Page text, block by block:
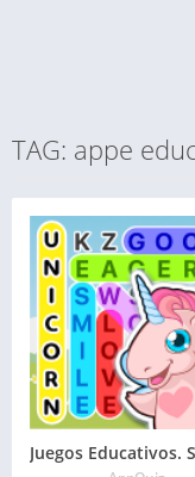
TAG: appe